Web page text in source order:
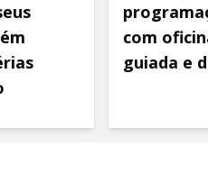
com
guiada e